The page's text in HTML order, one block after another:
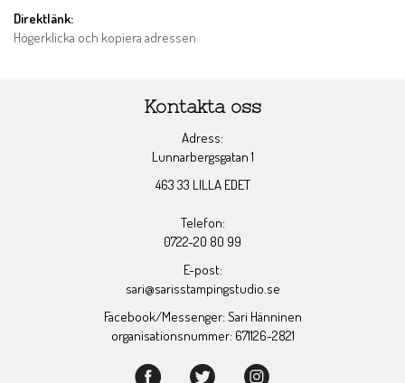
Direktlänk:
Högerklicka och kopiera adressen
Kontakta oss
Adress:
Lunnarbergsgatan 1
463 33 LILLA EDET
Telefon:
0722-20 80 99
E-post:
sari@sarisstampingstudio.se
Facebook/Messenger: Sari Hänninen
organisationsnummer: 671126-2821